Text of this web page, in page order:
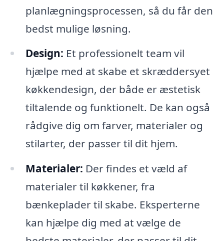
planlægningsprocessen, så du får den
bedst mulige løsning.
Design: Et professionelt team vil
hjælpe med at skabe et skræddersyet
køkkendesign, der både er æstetisk
tiltalende og funktionelt. De kan også
rådgive dig om farver, materialer og
stilarter, der passer til dit hjem.
Materialer: Der findes et væld af
materialer til køkkener, fra
bænkeplader til skabe. Eksperterne
kan hjælpe dig med at vælge de